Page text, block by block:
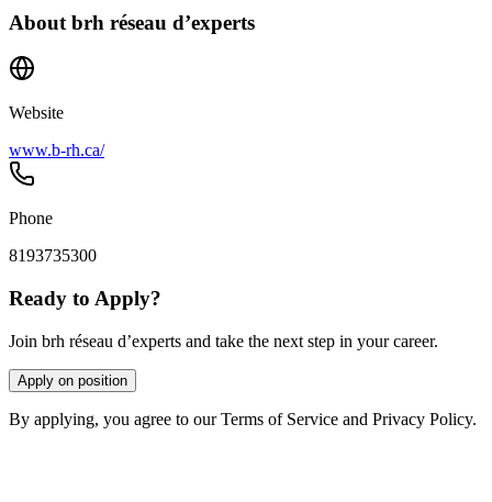
About brh réseau d’experts
Website
www.b-rh.ca/
Phone
8193735300
Ready to Apply?
Join brh réseau d’experts and take the next step in your career.
Apply on position
By applying, you agree to our Terms of Service and Privacy Policy.